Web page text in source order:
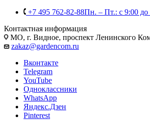
+7 495 762-82-88Пн. – Пт.: с 9:00 до
Контактная информация
МО, г. Видное, проспект Ленинского
zakaz@gardencom.ru
Вконтакте
Telegram
YouTube
Одноклассники
WhatsApp
Яндекс.Дзен
Pinterest